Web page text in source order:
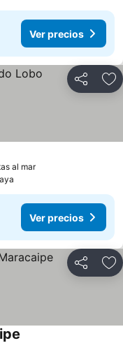
Ver precios
Compartir
al marVer precios
Ver precios
Compartir